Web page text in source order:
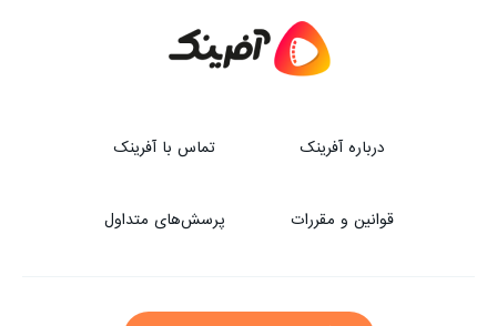
درباره آفرینک تماس با آفرینک
قوانین و مقررات پرسش‌های متداول